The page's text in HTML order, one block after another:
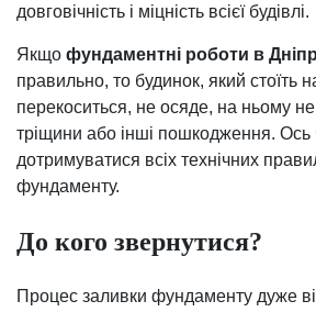
довговічність і міцність всієї будівлі.
Якщо фундаментні роботи в
правильно, то будинок, який стоїть
перекоситься, не осяде, на ньому не
тріщини або інші пошкодження.
дотримуватися всіх технічних
фундаменту.
До кого звернутися?
Процес заливки фундаменту дуже